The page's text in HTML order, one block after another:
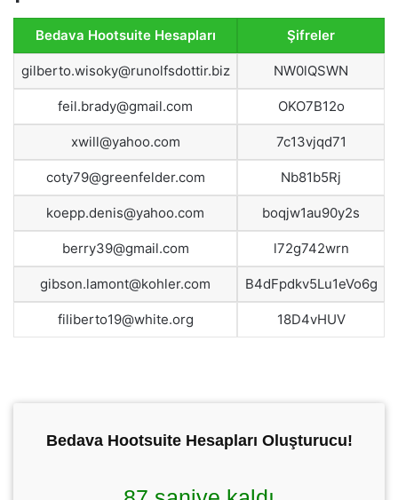
Bedava Hootsuite Hesapları Şifreler
gilberto.wisoky@runolfsdottir.biz NW0lQSWN
feil.brady@gmail.com OKO7B12o
xwill@yahoo.com 7c13vjqd71
coty79@greenfelder.com Nb81b5Rj
koepp.denis@yahoo.com boqjw1au90y2s
berry39@gmail.com l72g742wrn
gibson.lamont@kohler.com B4dFpdkv5Lu1eVo6g
filiberto19@white.org 18D4vHUV
Bedava Hootsuite Hesapları Oluşturucu!